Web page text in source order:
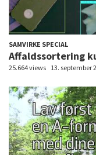
SAMVIRKE SPECIAL
Affaldssortering
25.664 views 13. september